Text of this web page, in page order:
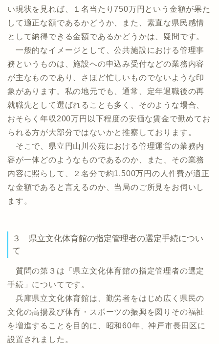
い現状を見れば、１名当たり750万円という金額が果た
して適正な額であるかどうか、また、素直な県民感情
として納得できる金額であるかどうかは、疑問です。
一般的なイメージとして、公共施設における管理事
務というものは、施設への申込み受付などの業務内容
が主なものであり、さほど忙しいものでないような印
象があります。私の地元でも、通常、定年退職後の再
就職先として選ばれることも多く、そのような場合、
おそらく年収200万円以下程度の安価な賃金で勤めてお
られる方が大部分ではないかと推察しております。
そこで、県立円山川公苑における管理運営の業務内
容が一体どのようなものであるのか、また、その業務
内容に照らして、２名分で約1,500万円の人件費が適正
な金額であると言えるのか、当局のご所見をお伺いし
ます。
３ 県立文化体育館の指定管理者の選定手続につい
て
質問の第３は「県立文化体育館の指定管理者の選定
手続」についてです。
兵庫県立文化体育館は、勤労者をはじめ広く県民の
文化の高揚及び体育・スポーツの振興を図りその福祉
を増進することを目的に、昭和60年、神戸市長田区に
設置されました。